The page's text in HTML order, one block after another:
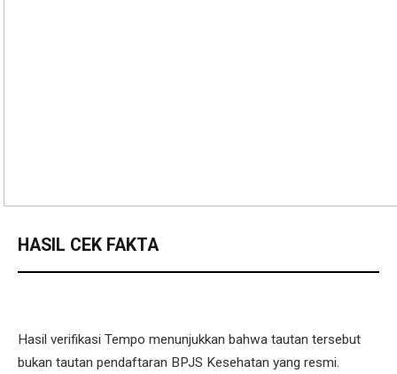
HASIL CEK FAKTA
Hasil verifikasi Tempo menunjukkan bahwa tautan tersebut
bukan tautan pendaftaran BPJS Kesehatan yang resmi.